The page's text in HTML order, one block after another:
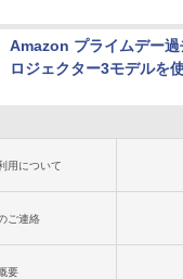
Amazon プライムデー
ロジェクター3モデルを
用について
ご連絡
要